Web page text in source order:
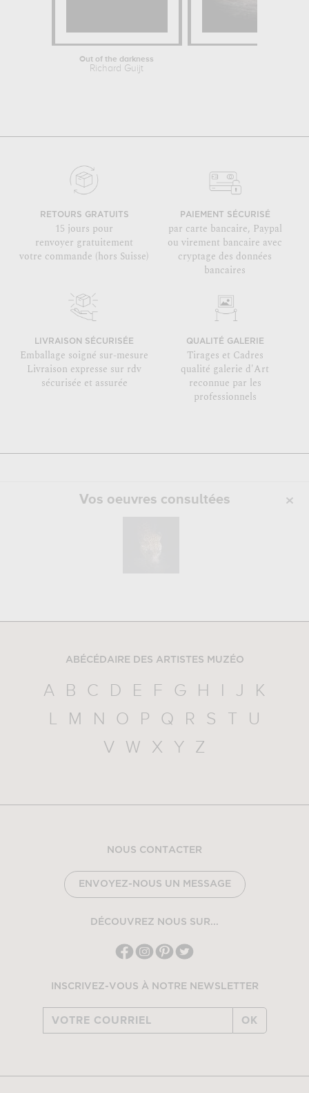
Out of the darkness
Richard Guijt
RETOURS GRATUITS
15 jours pour
renvoyer gratuitement
votre commande (hors Suisse)
PAIEMENT SÉCURISÉ
par carte bancaire, Paypal
ou virement bancaire avec
cryptage des données
bancaires
LIVRAISON SÉCURISÉE
Emballage soigné sur-mesure
Livraison expresse sur rdv
sécurisée et assurée
QUALITÉ GALERIE
Tirages et Cadres
qualité galerie d'Art
reconnue par les
professionnels
Vos oeuvres consultées
ABÉCÉDAIRE DES ARTISTES MUZÉO
A B C D E F G H I J
K
L
M N O P Q R S T
U
V
W X Y Z
NOUS CONTACTER
ENVOYEZ-NOUS UN MESSAGE
DÉCOUVREZ NOUS SUR...
INSCRIVEZ-VOUS À NOTRE NEWSLETTER
OK